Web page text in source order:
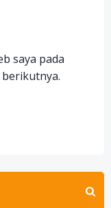
saya pada